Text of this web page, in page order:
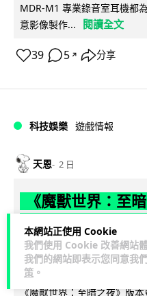
本網站正使用 Cookie
我們使用 Cookie 改善網站
我們的網站即表示您同意我
策 。
MDR-M1 專業錄音室耳機都
意影像製作...
閱讀全文
39 5 ↗ 分享
科技娛樂 遊戲情報
天恩 2 日
《魔獸世界：至
克的詛咒」專訪
領門檻而設 《諸
鐘
《魔獸世界：至暗之夜》版